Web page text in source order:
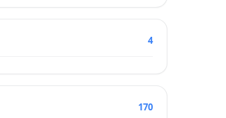
4
170